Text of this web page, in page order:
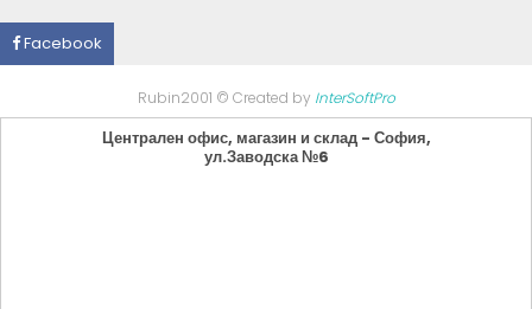
Facebook
Rubin2001 © Created by InterSoftPro
Централен офис, магазин и склад - София,
ул.Заводска №6